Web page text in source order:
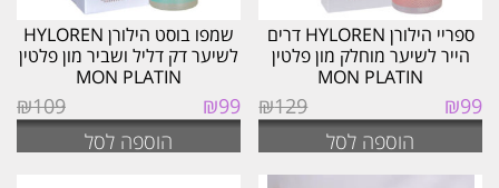
ספריי הילורן HYLOREN דרים
הייר לשיער מוחלק מון פלטין
MON PLATIN
₪129
המחיר
המקורי
₪99
הנוכחי
הוספה לסל
שמפו בוסט הילורן HYLOREN
לשיער דק דליל ושביר מון פלטין
MON PLATIN
₪109
המחיר
המקורי
₪99
הנוכחי
הוספה לסל